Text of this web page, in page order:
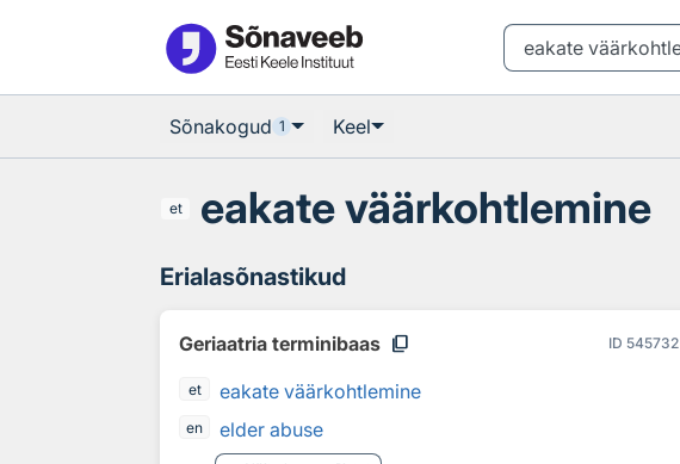
Sõnakogud 1 Keel
et eakate väärkohtlemine
Erialasõnastikud
Geriaatria terminibaas content_copy ID 545732
et eakate väärkohtlemine
en
elder abuse